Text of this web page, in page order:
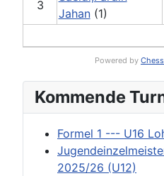
3
Jahan(1)
Powered by
Kommende
Formel 1 --- U16
2025/26 (U12)